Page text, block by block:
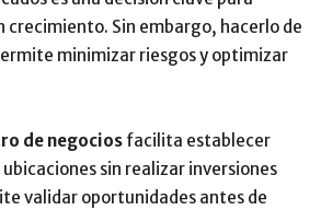
crecimiento. Sin embargo, hacerlo de
minimizar riesgos y optimizar
de negocios facilita establecer
sin realizar inversiones
validar oportunidades antes de